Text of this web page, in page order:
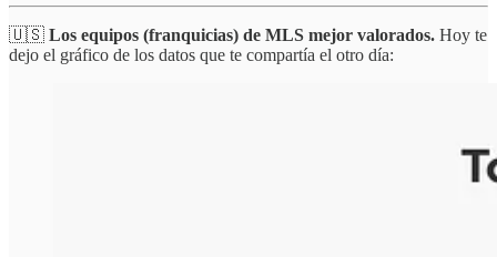
🇺🇸 Los equipos (franquicias) de MLS mejor valorados. Hoy te
dejo el gráfico de los datos que te compartía el otro día: